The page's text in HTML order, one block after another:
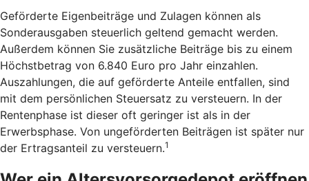
Geförderte Eigenbeiträge und Zulagen können als
Sonderausgaben steuerlich geltend gemacht werden.
Außerdem können Sie zusätzliche Beiträge bis zu einem
Höchstbetrag von 6.840 Euro pro Jahr einzahlen.
Auszahlungen, die auf geförderte Anteile entfallen, sind
mit dem persönlichen Steuersatz zu versteuern. In der
Rentenphase ist dieser oft geringer ist als in der
Erwerbsphase. Von ungeförderten Beiträgen ist später nur
der Ertragsanteil zu versteuern.1